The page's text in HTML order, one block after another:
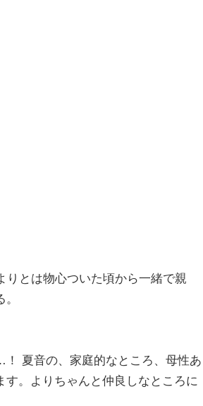
りとは物心ついた頃から一緒で親
夏音の、家庭的なところ、母性あ
。よりちゃんと仲良しなところに